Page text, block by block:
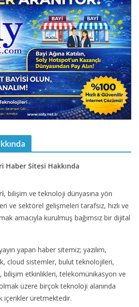
Haber Sitesi Hakkında
, bilişim ve teknoloji dünyasına yön
ve sektörel gelişmeleri tarafsız, hızlı ve
amacıyla kurulmuş bağımsız bir dijital
yapan haber sitemiz; yazılım,
cloud sistemler, bulut teknolojileri,
bilişim etkinlikleri, telekomünikasyon ve
üzere birçok teknoloji alanında
içerikler üretmektedir.